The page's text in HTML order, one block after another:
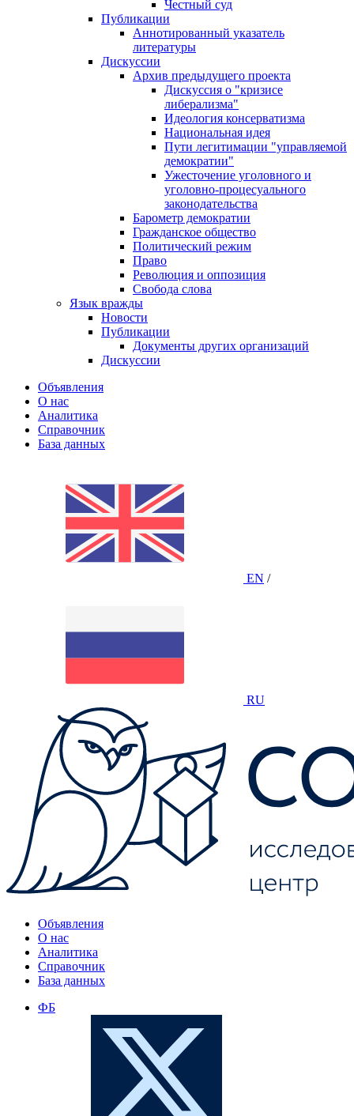
Честный суд
Публикации
Аннотированный указатель
литературы
Дискуссии
Архив предыдущего проекта
Дискуссия о "кризисе
либерализма"
Идеология консерватизма
Национальная идея
Пути легитимации "управляемой
демократии"
Ужесточение уголовного и
уголовно-процесуального
законодательства
Барометр демократии
Гражданское общество
Политический режим
Право
Революция и оппозиция
Свобода слова
Язык вражды
Новости
Публикации
Документы других организаций
Дискуссии
Объявления
О нас
Аналитика
Справочник
База данных
EN /
RU
Объявления
О нас
Аналитика
Справочник
База данных
ФБ